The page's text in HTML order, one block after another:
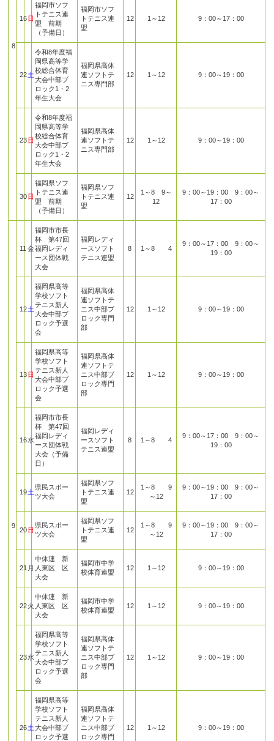
8
16日
福岡市ソフ
トテニス連
盟 前期
（予備日）
福岡市ソフ
トテニス連
盟
12 1～12 9：00～17：00
22土
令和8年度福
岡県高等学
校総合体育
大会中部ブ
ロック1・2
年生大会
福岡県高体
連ソフトテ
ニス専門部
12 1～12 9：00～19：00
23日
令和8年度福
岡県高等学
校総合体育
大会中部ブ
ロック1・2
年生大会
福岡県高体
連ソフトテ
ニス専門部
12 1～12 9：00～19：00
30日
福岡県ソフ
トテニス連
盟 前期
（予備日）
福岡県ソフ
トテニス連
盟
12
1～8 9～
12
9：00～19：00 9：00～
17：00
9
11 金
福岡市市長
杯 第47回
福岡レディ
ース団体戦
大会
福岡レディ
ースソフト
テニス連盟
8 1～8 4
9：00～17：00 9：00～
19：00
12土
福岡県高等
学校ソフト
テニス新人
大会中部ブ
ロック予選
会
福岡県高体
連ソフトテ
ニス中部ブ
ロック専門
部
12 1～12 9：00～19：00
13日
福岡県高等
学校ソフト
テニス新人
大会中部ブ
ロック予選
会
福岡県高体
連ソフトテ
ニス中部ブ
ロック専門
部
12 1～12 9：00～19：00
16水
福岡市市長
杯 第47回
福岡レディ
ース団体戦
大会（予備
日）
福岡レディ
ースソフト
テニス連盟
8 1～8 4
9：00～17：00 9：00～
19：00
19土
県民スポー
ツ大会
福岡県ソフ
トテニス連
盟
12
1～8 9
～12
9：00～19：00 9：00～
17：00
20日
県民スポー
ツ大会
福岡県ソフ
トテニス連
盟
12
1～8 9
～12
9：00～19：00 9：00～
17：00
21 月
中体連 新
人東区 区
大会
福岡市中学
校体育連盟
12 1～12 9：00～19：00
22火
中体連 新
人東区 区
大会
福岡市中学
校体育連盟
12 1～12 9：00～19：00
23水
福岡県高等
学校ソフト
テニス新人
大会中部ブ
ロック予選
会
福岡県高体
連ソフトテ
ニス中部ブ
ロック専門
部
12 1～12 9：00～19：00
26土
福岡県高等
学校ソフト
テニス新人
大会中部ブ
ロック予選
福岡県高体
連ソフトテ
ニス中部ブ
ロック専門
12 1～12 9：00～19：00